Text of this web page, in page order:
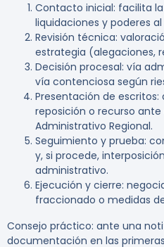
Contacto inicial: facilita
liquidaciones y poderes
Revisión técnica:
estrategia (alegaciones,
Decisión procesal: vía
vía contenciosa según
Presentación de escritos:
reposición o recurso
Administrativo Regional.
Seguimiento y prueba:
y, si procede,
administrativo.
Ejecución y cierre:
fraccionado o medidas
Consejo práctico: ante una
documentación en las